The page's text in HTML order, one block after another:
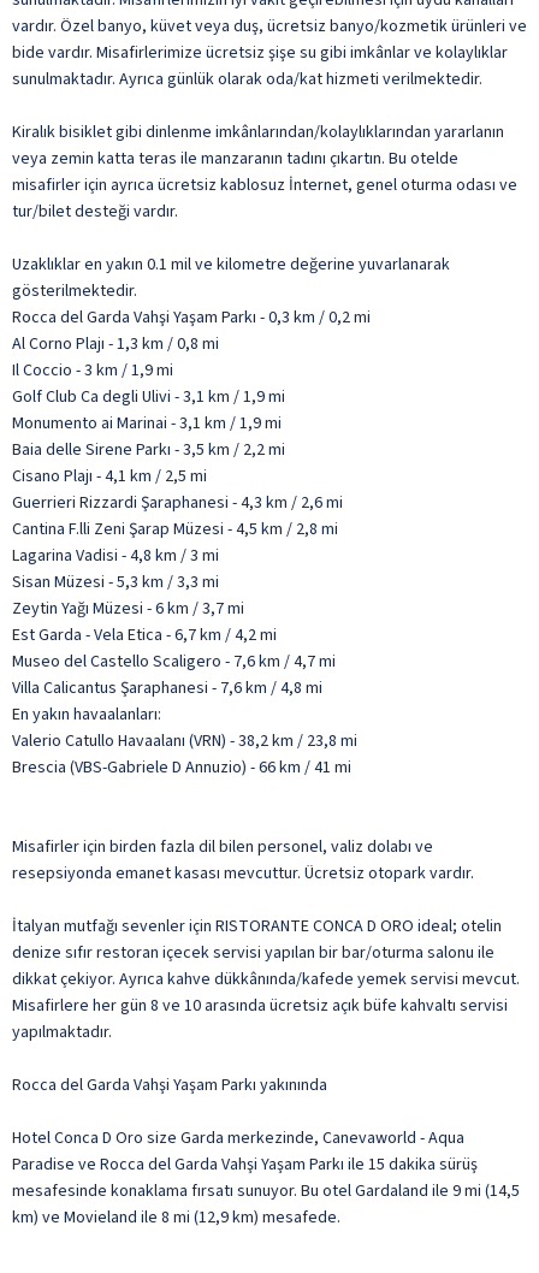
vardır. Özel banyo, küvet veya duş, ücretsiz banyo/kozmetik ürünleri ve
bide vardır. Misafirlerimize ücretsiz şişe su gibi imkânlar ve kolaylıklar
sunulmaktadır. Ayrıca günlük olarak oda/kat hizmeti verilmektedir.
Kiralık bisiklet gibi dinlenme imkânlarından/kolaylıklarından yararlanın
veya zemin katta teras ile manzaranın tadını çıkartın. Bu otelde
misafirler için ayrıca ücretsiz kablosuz İnternet, genel oturma odası ve
tur/bilet desteği vardır.
Uzaklıklar en yakın 0.1 mil ve kilometre değerine yuvarlanarak
gösterilmektedir.
Rocca del Garda Vahşi Yaşam Parkı - 0,3 km / 0,2 mi
Al Corno Plajı - 1,3 km / 0,8 mi
Il Coccio - 3 km / 1,9 mi
Golf Club Ca degli Ulivi - 3,1 km / 1,9 mi
Monumento ai Marinai - 3,1 km / 1,9 mi
Baia delle Sirene Parkı - 3,5 km / 2,2 mi
Cisano Plajı - 4,1 km / 2,5 mi
Guerrieri Rizzardi Şaraphanesi - 4,3 km / 2,6 mi
Cantina F.lli Zeni Şarap Müzesi - 4,5 km / 2,8 mi
Lagarina Vadisi - 4,8 km / 3 mi
Sisan Müzesi - 5,3 km / 3,3 mi
Zeytin Yağı Müzesi - 6 km / 3,7 mi
Est Garda - Vela Etica - 6,7 km / 4,2 mi
Museo del Castello Scaligero - 7,6 km / 4,7 mi
Villa Calicantus Şaraphanesi - 7,6 km / 4,8 mi
En yakın havaalanları:
Valerio Catullo Havaalanı (VRN) - 38,2 km / 23,8 mi
Brescia (VBS-Gabriele D Annuzio) - 66 km / 41 mi
Misafirler için birden fazla dil bilen personel, valiz dolabı ve
resepsiyonda emanet kasası mevcuttur. Ücretsiz otopark vardır.
İtalyan mutfağı sevenler için RISTORANTE CONCA D ORO ideal; otelin
denize sıfır restoran içecek servisi yapılan bir bar/oturma salonu ile
dikkat çekiyor. Ayrıca kahve dükkânında/kafede yemek servisi mevcut.
Misafirlere her gün 8 ve 10 arasında ücretsiz açık büfe kahvaltı servisi
yapılmaktadır.
Rocca del Garda Vahşi Yaşam Parkı yakınında
Hotel Conca D Oro size Garda merkezinde, Canevaworld - Aqua
Paradise ve Rocca del Garda Vahşi Yaşam Parkı ile 15 dakika sürüş
mesafesinde konaklama fırsatı sunuyor. Bu otel Gardaland ile 9 mi (14,5
km) ve Movieland ile 8 mi (12,9 km) mesafede.